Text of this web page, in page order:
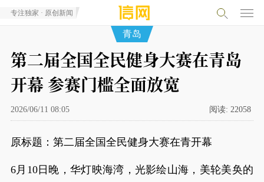
专注独家 · 原创新闻
青岛
第二届全国全民健身大赛在青岛
开幕 参赛门槛全面放宽
2026/06/11 08:05 阅读: 22058
原标题：第二届全国全民健身大赛在青开幕
6月10日晚，华灯映海湾，光影绘山海，美轮美奂的